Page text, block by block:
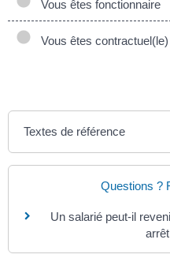
Vous êtes fonctionnaire
Vous êtes contractuel(le)
Textes de référence
Questions ?
Un salarié peut-il